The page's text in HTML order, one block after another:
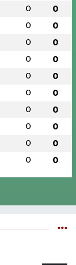
0 0
0 0
0 0
0 0
0 0
0 0
0 0
0 0
0 0
0 0